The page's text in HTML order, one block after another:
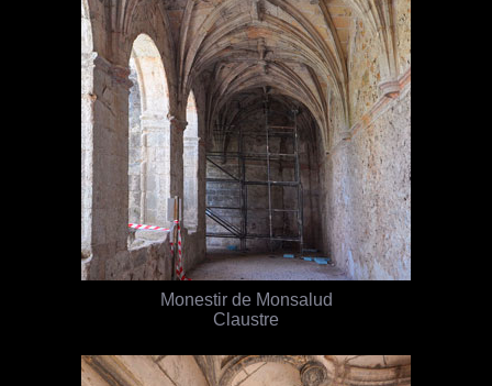
Monestir de Monsalud
Claustre